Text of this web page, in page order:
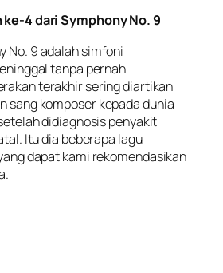
ke-4 dari Symphony No. 9
No. 9 adalah simfoni
tanpa pernah
terakhir sering diartikan
sang komposer kepada dunia
didiagnosis penyakit
Itu dia beberapa lagu
dapat kami rekomendasikan